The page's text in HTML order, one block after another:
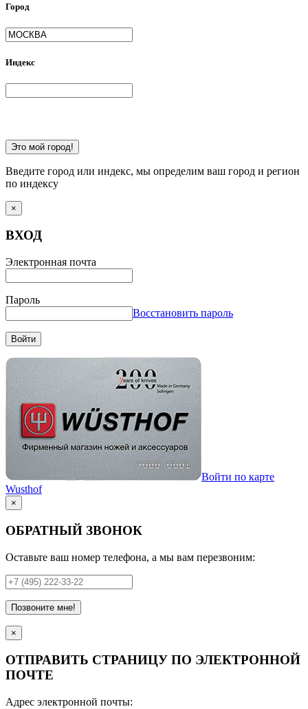
Город
Индекс
Это мой город!
Введите город или индекс, мы определим ваш город и регион
по индексу
×
ВХОД
Электронная почта
Пароль
Восстановить пароль
Войти
Войти по карте
Wusthof
×
ОБРАТНЫЙ ЗВОНОК
Оставьте ваш номер телефона, а мы вам перезвоним:
Позвоните мне!
×
ОТПРАВИТЬ СТРАНИЦУ ПО ЭЛЕКТРОННОЙ
ПОЧТЕ
Адрес электронной почты: